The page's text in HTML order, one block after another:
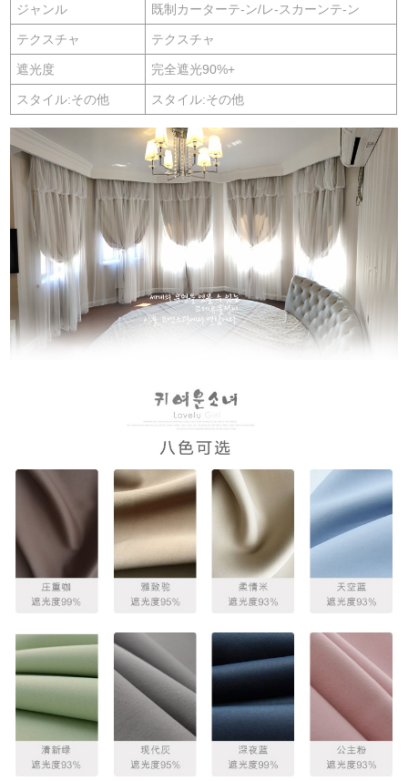
ジャンル 既制カーターテ-ン/レ-スカーンテ-ン
テクスチャ テクスチャ
遮光度 完全遮光90%+
スタイル:その他 スタイル:その他